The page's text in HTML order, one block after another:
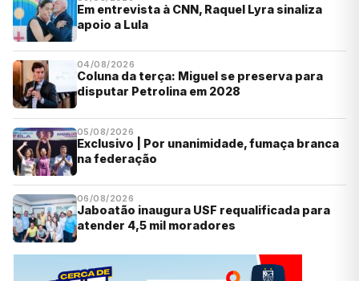
Em entrevista à CNN, Raquel Lyra sinaliza
apoio a Lula
04/08/2026
Coluna da terça: Miguel se preserva para
disputar Petrolina em 2028
05/08/2026
Exclusivo | Por unanimidade, fumaça branca
na federação
06/08/2026
Jaboatão inaugura USF requalificada para
atender 4,5 mil moradores